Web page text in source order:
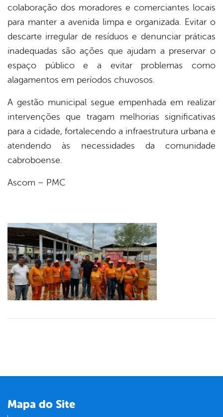
colaboração dos moradores e comerciantes locais
para manter a avenida limpa e organizada. Evitar o
descarte irregular de resíduos e denunciar práticas
inadequadas são ações que ajudam a preservar o
espaço público e a evitar problemas como
alagamentos em períodos chuvosos.
A gestão municipal segue empenhada em realizar
intervenções que tragam melhorias significativas
para a cidade, fortalecendo a infraestrutura urbana e
atendendo às necessidades da comunidade
cabroboense.
Ascom – PMC
Mapa do Site